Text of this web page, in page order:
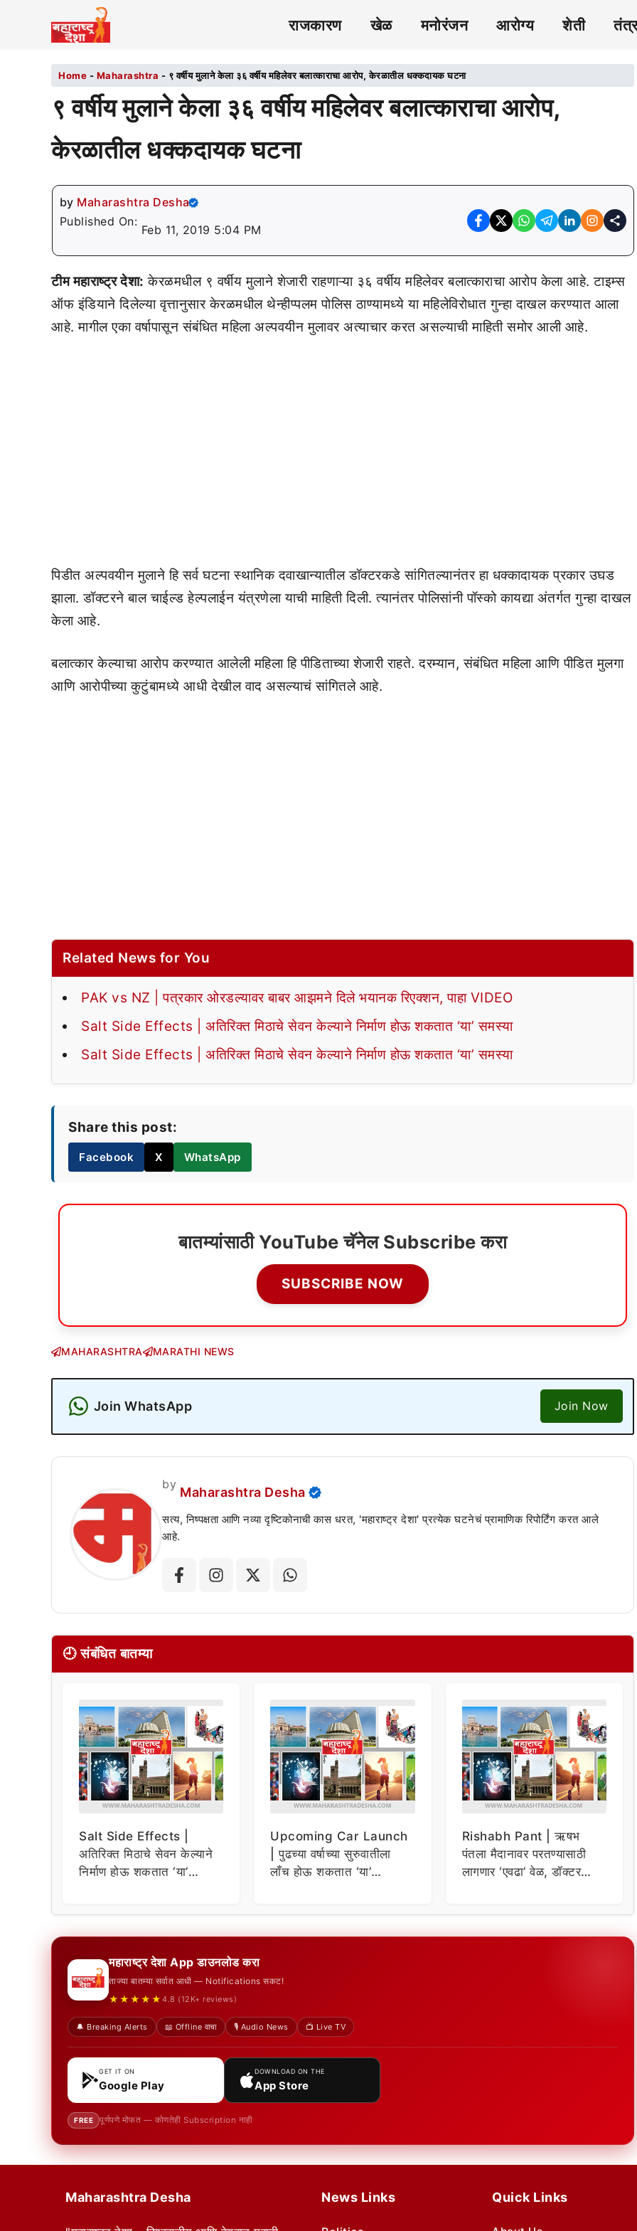
राजकारण खेळ मनोरंजन आरोग्य शेती
Home - Maharashtra - ९ वर्षीय मुलाने केला ३६ वर्षीय महिलेवर बलात्काराचा आरोप, केरळातील धक्कदायक घटना
९ वर्षीय मुलाने केला ३६ वर्षीय महिलेवर बलात्काराचा आरोप,
केरळातील धक्कदायक घटना
by Maharashtra Desha
Published On:
Feb 11, 2019 5:04 PM
टीम महाराष्ट्र देशा: केरळमधील ९ वर्षीय मुलाने शेजारी राहणाऱ्या ३६ वर्षीय महिलेवर बलात्काराचा आरोप केला आहे. टाइम्स
ऑफ इंडियाने दिलेल्या वृत्तानुसार केरळमधील थेन्हीप्पलम पोलिस ठाण्यामध्ये या महिलेविरोधात गुन्हा दाखल करण्यात आला
आहे. मागील एका वर्षापासून संबंधित महिला अल्पवयीन मुलावर अत्याचार करत असल्याची माहिती समोर आली आहे.
पिडीत अल्पवयीन मुलाने हि सर्व घटना स्थानिक दवाखान्यातील डॉक्टरकडे सांगितल्यानंतर हा धक्कादायक प्रकार उघड
झाला. डॉक्टरने बाल चाईल्ड हेल्पलाईन यंत्रणेला याची माहिती दिली. त्यानंतर पोलिसांनी पॉस्को कायद्या अंतर्गत गुन्हा दाखल
केला आहे.
बलात्कार केल्याचा आरोप करण्यात आलेली महिला हि पीडिताच्या शेजारी राहते. दरम्यान, संबंधित महिला आणि पीडित मुलगा
आणि आरोपीच्या कुटुंबामध्ये आधी देखील वाद असल्याचं सांगितले आहे.
Related News for You
PAK vs NZ | पत्रकार ओरडल्यावर बाबर आझमने दिले भयानक रिएक्शन, पाहा VIDEO
Salt Side Effects | अतिरिक्त मिठाचे सेवन केल्याने निर्माण होऊ शकतात ‘या’ समस्या
Salt Side Effects | अतिरिक्त मिठाचे सेवन केल्याने निर्माण होऊ शकतात ‘या’ समस्या
Share this post:
Facebook X WhatsApp
बातम्यांसाठी YouTube चॅनेल Subscribe करा
SUBSCRIBE NOW
MAHARASHTRA MARATHI NEWS
Join WhatsApp Join Now
by
Maharashtra Desha
सत्य, निष्पक्षता आणि नव्या दृष्टिकोनाची कास धरत, 'महाराष्ट्र देशा' प्रत्येक घटनेचं प्रामाणिक रिपोर्टिंग करत आले
आहे.
🕘 संबंधित बातम्या
Salt Side Effects |
अतिरिक्त मिठाचे सेवन केल्याने
निर्माण होऊ शकतात ‘या’
Upcoming Car Launch
| पुढच्या वर्षाच्या सुरुवातीला
लाँच होऊ शकतात ‘या’
Rishabh Pant | ऋषभ
पंतला मैदानावर परतण्यासाठी
लागणार ‘एवढा’ वेळ, डॉक्टर
महाराष्ट्र देशा App डाउनलोड करा
ताज्या बातम्या सर्वात आधी — Notifications सकट!
★★★★★ 4.8 (12K+ reviews)
🔔 Breaking Alerts 📖 Offline वाचा 🎙️ Audio News 📺 Live TV
GET IT ON
Google Play
DOWNLOAD ON THE
App Store
FREE पूर्णपणे मोफत — कोणतेही Subscription नाही
Maharashtra Desha News Links Quick Links